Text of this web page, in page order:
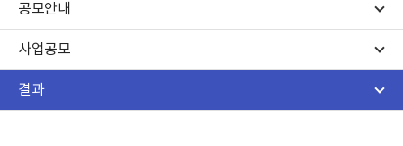
공모안내
사업공모
결과